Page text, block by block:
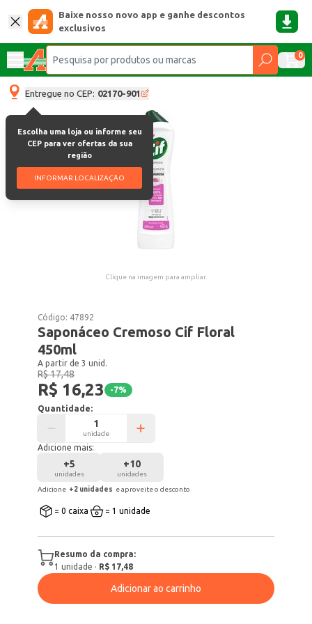
Baixe nosso novo app e ganhe descontos
exclusivos
0
Entregue no CEP: 02170-901
Escolha uma loja ou informe seu
CEP para ver ofertas da sua
região
INFORMAR LOCALIZAÇÃO
Clique na imagem para ampliar.
Código: 47892
Saponáceo Cremoso Cif Floral
450ml
A partir de 3 unid.
R$ 17,48
R$ 16,23 -7%
Quantidade:
unidade
Adicione mais:
+5
unidades
+10
unidades
Adicione +2 unidades e aproveite o desconto
= 0 caixa = 1 unidade
Resumo da compra:
1 unidade · R$ 17,48
Adicionar ao carrinho